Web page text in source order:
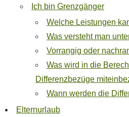
Ich bin Grenzgänger
Welche Leistungen
Was versteht man
Vorrangig oder
Was wird in die
Differenzbezüge
Wann werden die
Elternurlaub